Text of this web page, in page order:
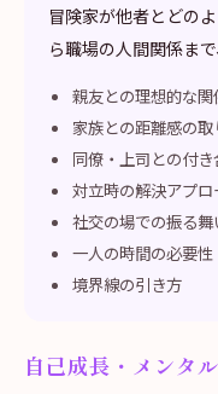
冒険家が他者とどの
ら職場の人間関係ま
親友との理想的な関
家族との距離感の取
同僚・上司との付
対立時の解決アプロ
社交の場での振る舞
一人の時間の必要性
境界線の引き方
自己成長・メンタル